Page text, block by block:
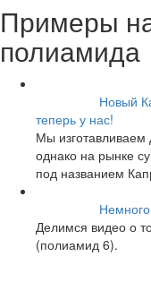
Примеры
полиамида
Новый
теперь у нас!
Мы изготавливаем
однако на рынке
под названием
Делимся видео о
(полиамид 6).